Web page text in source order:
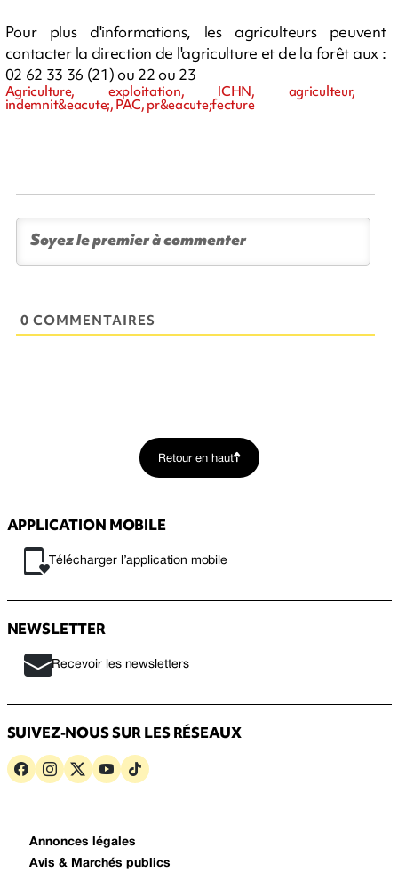
Pour plus d'informations, les agriculteurs peuvent
contacter la direction de l'agriculture et de la forêt aux :
02 62 33 36 (21) ou 22 ou 23
Agriculture, exploitation, ICHN, agriculteur,
indemnit&eacute;, PAC, pr&eacute;fecture
0 COMMENTAIRES
Retour en haut
APPLICATION MOBILE
Télécharger l’application mobile
NEWSLETTER
Recevoir les newsletters
SUIVEZ-NOUS SUR LES RÉSEAUX
Annonces légales
Avis & Marchés publics